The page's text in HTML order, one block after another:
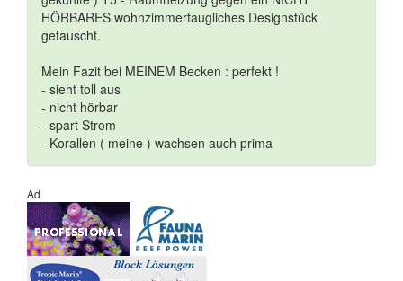
HÖRBARES wohnzimmertaugliches Designstück
getauscht.
Mein Fazit bei MEINEM Becken : perfekt !
- sieht toll aus
- nicht hörbar
- spart Strom
- Korallen ( meine ) wachsen auch prima
Ad